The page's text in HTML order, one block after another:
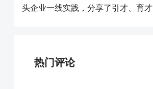
头企业一线实践，分享了引才、育才
热门评论